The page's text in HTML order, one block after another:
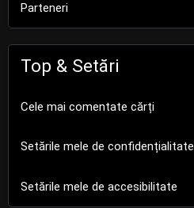
Parteneri
Top & Setări
Cele mai comentate cărți
Setările mele de confidențialitate
Setările mele de accesibilitate